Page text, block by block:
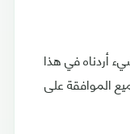
أردناه في هذا
الموافقة على